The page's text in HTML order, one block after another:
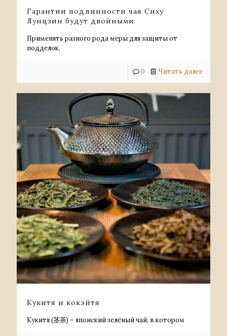
Гарантии подлинности чая Сиху
Лунцзин будут двойными
Применять разного рода меры для защиты от
подделок,
0 Читать далее
Кукитя и кокэйтя
Кукитя (茎茶) – японский зелёный чай, в котором